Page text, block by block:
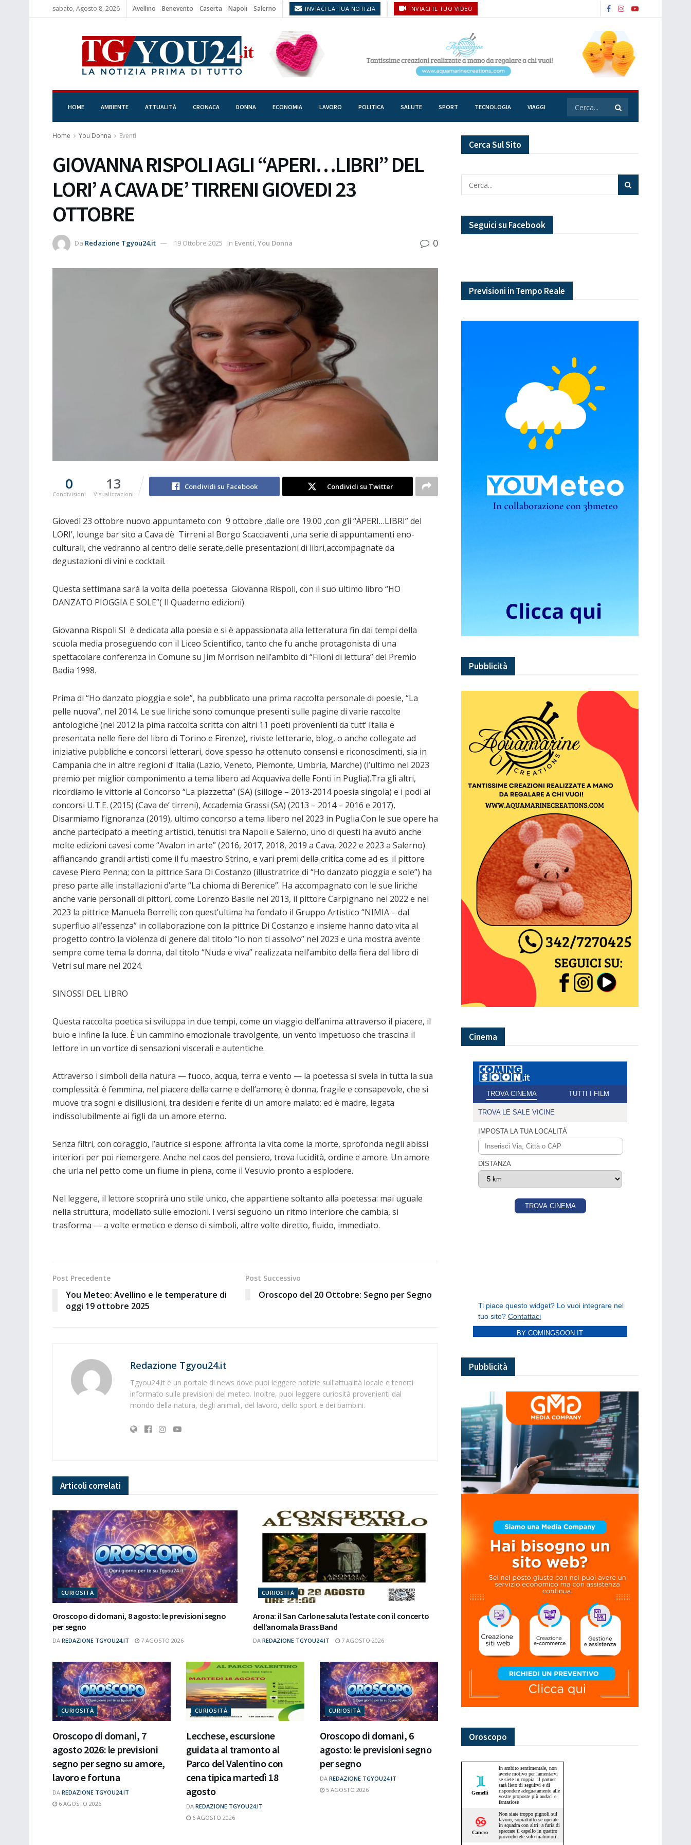
sabato, Agosto 8, 2026 Avellino Benevento Caserta Napoli Salerno INVIACI LA TUA NOTIZIA INVIACI IL TUO VIDEO
HOME AMBIENTE ATTUALITÀ CRONACA DONNA ECONOMIA LAVORO POLITICA SALUTE SPORT TECNOLOGIA VIAGGI
Home You Donna Eventi
GIOVANNA RISPOLI AGLI “APERI…LIBRI” DEL
LORI’ A CAVA DE’ TIRRENI GIOVEDI 23
OTTOBRE
Da Redazione Tgyou24.it 19 Ottobre 2025 In Eventi,You Donna 0
0
Condivisioni
13
Visualizzazioni
Condividi su Facebook Condividi su Twitter
Giovedì 23 ottobre nuovo appuntameto con 9 ottobre ,dalle ore 19.00 ,con gli “APERI…LIBRI” del
LORI’, lounge bar sito a Cava dè Tirreni al Borgo Scacciaventi ,una serie di appuntamenti eno-
culturali, che vedranno al centro delle serate,delle presentazioni di libri,accompagnate da
degustazioni di vini e cocktail.
Questa settimana sarà la volta della poetessa Giovanna Rispoli, con il suo ultimo libro “HO
DANZATO PIOGGIA E SOLE”( Il Quaderno edizioni)
Giovanna Rispoli SI è dedicata alla poesia e si è appassionata alla letteratura fin dai tempi della
scuola media proseguendo con il Liceo Scientifico, tanto che fu anche protagonista di una
spettacolare conferenza in Comune su Jim Morrison nell’ambito di “Filoni di lettura” del Premio
Badia 1998.
Prima di “Ho danzato pioggia e sole”, ha pubblicato una prima raccolta personale di poesie, “La
pelle nuova”, nel 2014. Le sue liriche sono comunque presenti sulle pagine di varie raccolte
antologiche (nel 2012 la pima raccolta scritta con altri 11 poeti provenienti da tutt’ Italia e
presentata nelle fiere del libro di Torino e Firenze), riviste letterarie, blog, o anche collegate ad
iniziative pubbliche e concorsi letterari, dove spesso ha ottenuto consensi e riconoscimenti, sia in
Campania che in altre regioni d’ Italia (Lazio, Veneto, Piemonte, Umbria, Marche) (l’ultimo nel 2023
premio per miglior componimento a tema libero ad Acquaviva delle Fonti in Puglia).Tra gli altri,
ricordiamo le vittorie al Concorso “La piazzetta” (SA) (silloge – 2013-2014 poesia singola) e i podi ai
concorsi U.T.E. (2015) (Cava de’ tirreni), Accademia Grassi (SA) (2013 – 2014 – 2016 e 2017),
Disarmiamo l’ignoranza (2019), ultimo concorso a tema libero nel 2023 in Puglia.Con le sue opere ha
anche partecipato a meeting artistici, tenutisi tra Napoli e Salerno, uno di questi ha avuto anche
molte edizioni cavesi come “Avalon in arte” (2016, 2017, 2018, 2019 a Cava, 2022 e 2023 a Salerno)
affiancando grandi artisti come il fu maestro Strino, e vari premi della critica come ad es. il pittore
cavese Piero Penna; con la pittrice Sara Di Costanzo (illustratrice di “Ho danzato pioggia e sole”) ha
preso parte alle installazioni d’arte “La chioma di Berenice”. Ha accompagnato con le sue liriche
anche varie personali di pittori, come Lorenzo Basile nel 2013, il pittore Carpignano nel 2022 e nel
2023 la pittrice Manuela Borrelli; con quest’ultima ha fondato il Gruppo Artistico “NIMIA – dal
superfluo all’essenza” in collaborazione con la pittrice Di Costanzo e insieme hanno dato vita al
progetto contro la violenza di genere dal titolo “Io non ti assolvo” nel 2023 e una mostra avente
sempre come tema la donna, dal titolo “Nuda e viva” realizzata nell’ambito della fiera del libro di
Vetri sul mare nel 2024.
SINOSSI DEL LIBRO
Questa raccolta poetica si sviluppa in due tempi, come un viaggio dell’anima attraverso il piacere, il
buio e infine la luce. È un cammino emozionale travolgente, un vento impetuoso che trascina il
lettore in un vortice di sensazioni viscerali e autentiche.
Attraverso i simboli della natura — fuoco, acqua, terra e vento — la poetessa si svela in tutta la sua
complessità: è femmina, nel piacere della carne e dell’amore; è donna, fragile e consapevole, che si
muove tra sogni e disillusioni, tra desideri e ferite di un amore malato; ed è madre, legata
indissolubilmente ai figli da un amore eterno.
Senza filtri, con coraggio, l’autrice si espone: affronta la vita come la morte, sprofonda negli abissi
interiori per poi riemergere. Anche nel caos del pensiero, trova lucidità, ordine e amore. Un amore
che urla nel petto come un fiume in piena, come il Vesuvio pronto a esplodere.
Nel leggere, il lettore scoprirà uno stile unico, che appartiene soltanto alla poetessa: mai uguale
nella struttura, modellato sulle emozioni. I versi seguono un ritmo interiore che cambia, si
trasforma — a volte ermetico e denso di simboli, altre volte diretto, fluido, immediato.
Post Precedente
You Meteo: Avellino e le temperature di
oggi 19 ottobre 2025
Post Successivo
Oroscopo del 20 Ottobre: Segno per Segno
Redazione Tgyou24.it
Tgyou24.it è un portale di news dove puoi leggere notizie sull'attualità locale e tenerti
informato sulle previsioni del meteo. Inoltre, puoi leggere curiosità provenienti dal
mondo della natura, degli animali, del lavoro, dello sport e dei bambini.
Articoli correlati
CURIOSITÀ
Oroscopo di domani, 8 agosto: le previsioni segno
per segno
DA REDAZIONE TGYOU24.IT 7 AGOSTO 2026
CURIOSITÀ
Arona: il San Carlone saluta l’estate con il concerto
dell’anomala Brass Band
DA REDAZIONE TGYOU24.IT 7 AGOSTO 2026
CURIOSITÀ
Oroscopo di domani, 7
agosto 2026: le previsioni
segno per segno su amore,
lavoro e fortuna
DA REDAZIONE TGYOU24.IT
6 AGOSTO 2026
CURIOSITÀ
Lecchese, escursione
guidata al tramonto al
Parco del Valentino con
cena tipica martedì 18
agosto
DA REDAZIONE TGYOU24.IT
6 AGOSTO 2026
CURIOSITÀ
Oroscopo di domani, 6
agosto: le previsioni segno
per segno
DA REDAZIONE TGYOU24.IT
5 AGOSTO 2026
Cerca Sul Sito
Seguici su Facebook
Previsioni in Tempo Reale
Pubblicità
Cinema
BY COMINGSOON.IT
Pubblicità
Oroscopo